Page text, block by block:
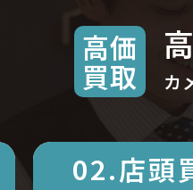
高価
買取 カ
02.店頭